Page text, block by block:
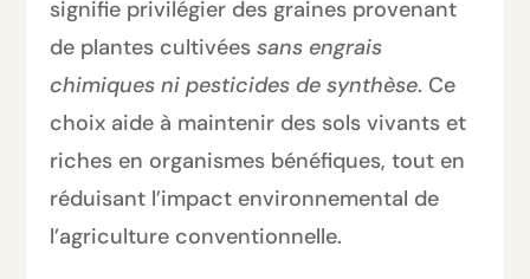
signifie privilégier des graines provenant
de plantes cultivéessans engrais
chimiques ni pesticides de synthèse. Ce
choix aide à maintenir des sols vivants et
riches en organismes bénéfiques, tout en
réduisant l’impact environnemental de
l’agriculture conventionnelle.